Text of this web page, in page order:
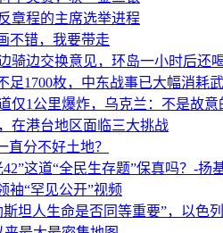
章程的主席选举进程
不错，我要带走
骑边交换意见，环岛一小时后还
足1700枚，中东战事已大幅消耗
仅1公里爆炸，乌克兰：不是故意
在港台地区面临三大挑战
直分不好土地？
这道“全民生存题”保真吗？-扬
袖“罕见公开”视频
坦人生命是否同等重要”，以色